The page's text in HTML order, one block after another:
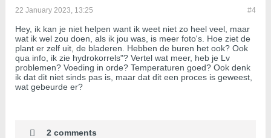
#4
22 January 2023, 13:25
Hey, ik kan je niet helpen want ik weet niet zo heel veel, maar
wat ik wel zou doen, als ik jou was, is meer foto's. Hoe ziet de
plant er zelf uit, de bladeren. Hebben de buren het ook? Ook
qua info, ik zie hydrokorrels"? Vertel wat meer, heb je Lv
problemen? Voeding in orde? Temperaturen goed? Ook denk
ik dat dit niet sinds pas is, maar dat dit een proces is geweest,
wat gebeurde er?
2 comments